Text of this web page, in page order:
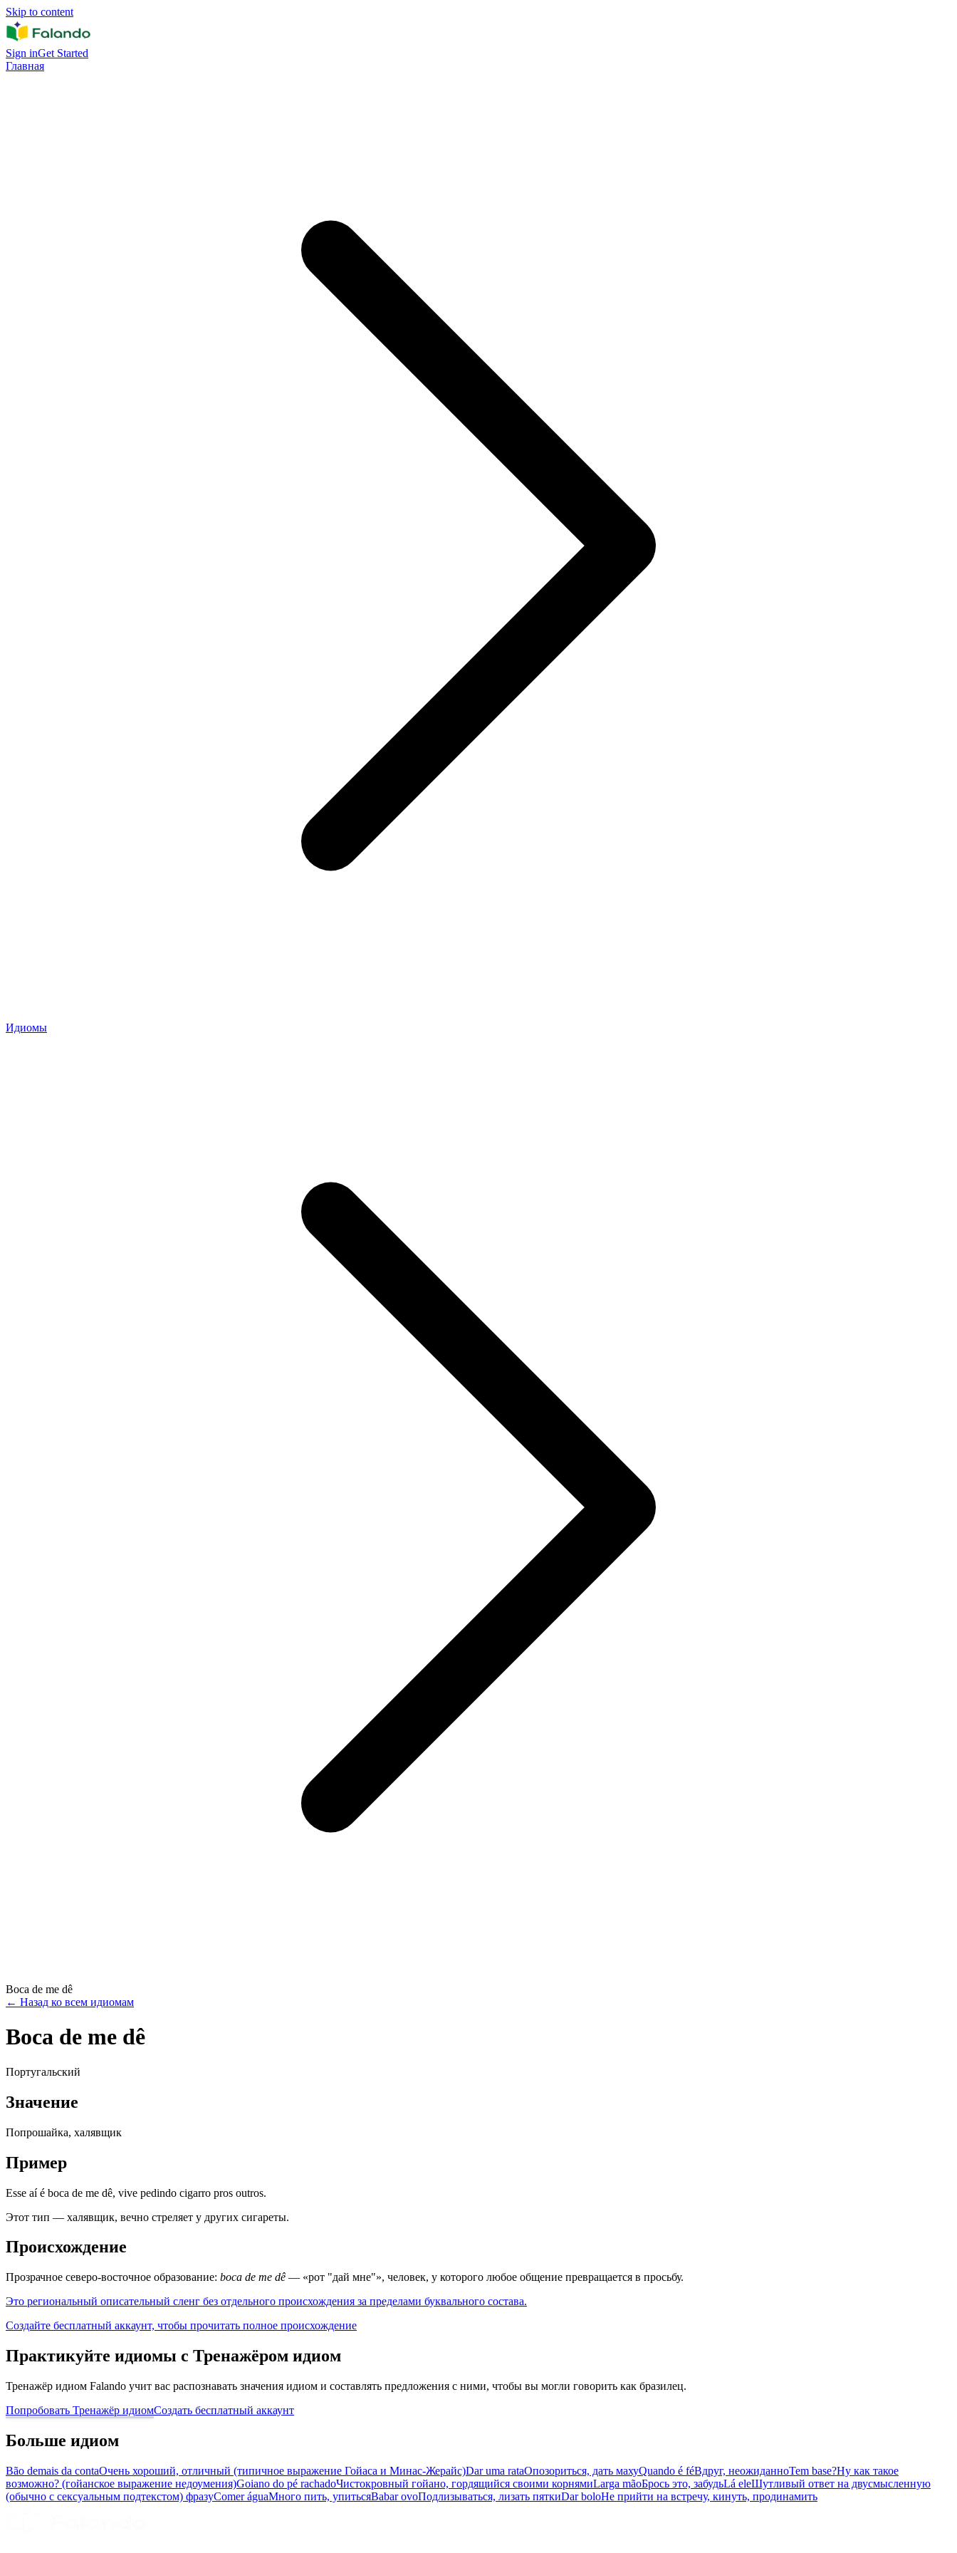
Skip to content
Sign inGet Started
Главная
Идиомы
Boca de me dê
← Назад ко всем идиомам
Boca de me dê
Португальский
Значение
Попрошайка, халявщик
Пример
Esse aí é boca de me dê, vive pedindo cigarro pros outros.
Этот тип — халявщик, вечно стреляет у других сигареты.
Происхождение
Прозрачное северо-восточное образование: boca de me dê — «рот "дай мне"», человек, у которого любое общение превращается в просьбу.
Это региональный описательный сленг без отдельного происхождения за пределами буквального состава.
Создайте бесплатный аккаунт, чтобы прочитать полное происхождение
Практикуйте идиомы с Тренажёром идиом
Тренажёр идиом Falando учит вас распознавать значения идиом и составлять предложения с ними, чтобы вы могли говорить как бразилец.
Попробовать Тренажёр идиомСоздать бесплатный аккаунт
Больше идиом
Bão demais da contaОчень хороший, отличный (типичное выражение Гойаса и Минас-Жерайс)Dar uma rataОпозориться, дать махуQuando é féВдруг, неожиданноTem base?Ну как такое
возможно? (гойанское выражение недоумения)Goiano do pé rachadoЧистокровный гойано, гордящийся своими корнямиLarga mãoБрось это, забудьLá eleШутливый ответ на двусмысленную
(обычно с сексуальным подтекстом) фразуComer águaМного пить, упитьсяBabar ovoПодлизываться, лизать пяткиDar boloНе прийти на встречу, кинуть, продинамить